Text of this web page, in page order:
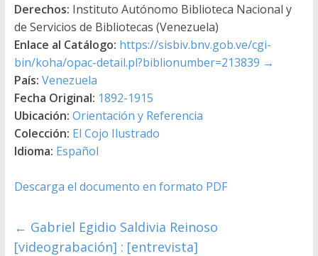
Derechos: Instituto Autónomo Biblioteca Nacional y
de Servicios de Bibliotecas (Venezuela)
Enlace al Catálogo: https://sisbiv.bnv.gob.ve/cgi-
bin/koha/opac-detail.pl?biblionumber=213839 →
País: Venezuela
Fecha Original: 1892-1915
Ubicación: Orientación y Referencia
Colección: El Cojo Ilustrado
Idioma: Español
Descarga el documento en formato PDF
← Gabriel Egidio Saldivia Reinoso
[videograbación] : [entrevista]